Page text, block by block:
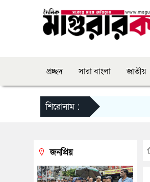
প্রচ্ছদ সারা বাংলা জাতীয়
শিরোনাম :
জনপ্রিয়